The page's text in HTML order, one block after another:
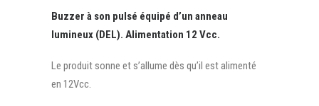
Buzzer à son pulsé équipé d’un anneau
lumineux (DEL). Alimentation 12 Vcc.
Le produit sonne et s’allume dès qu’il est alimenté
en 12Vcc.